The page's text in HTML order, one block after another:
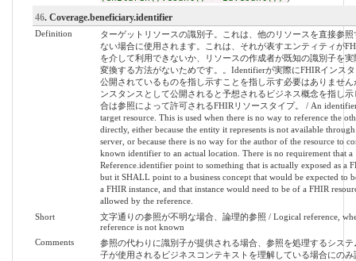
46. Coverage.beneficiary.identifier
Definition
ターゲットリソースの識別子。これは、他のリソースを直接参照
ない場合に使用されます。これは、それが表すエンティティが
を介して利用できないか、リソースの作成者が既知の識別子を実
変換する方法がないためです。。Identifierが実際にFHIRインス
公開されているものを指し示すことを指し示す必要はありません
ンスタンスとして公開されると予想されるビジネス概念を指し示
合は参照によって許可されるFHIRリソースタイプ。 / An
target resource. This is used when there is no way to reference the
directly, either because the entity it represents is not available
server, or because there is no way for the author of the resource to
known identifier to an actual location. There is no requirement that a
Reference.identifier point to something that is actually exposed as a
but it SHALL point to a business concept that would be expected to
a FHIR instance, and that instance would need to be of a FHIR
allowed by the reference.
Short
文字通りの参照が不明な場合、論理的参照 / Logical reference,
reference is not known
Comments
参照の代わりに識別子が提供される場合、参照を処理するシステ
子が使用されるビジネスコンテキストを理解している場合にのみ